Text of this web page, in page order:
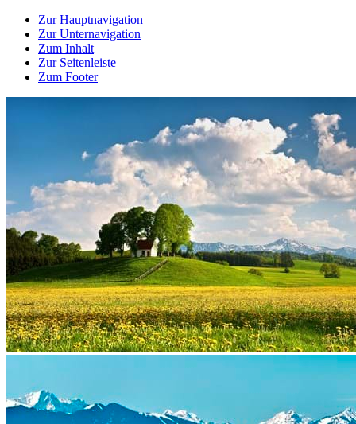
Zur Hauptnavigation
Zur Unternavigation
Zum Inhalt
Zur Seitenleiste
Zum Footer